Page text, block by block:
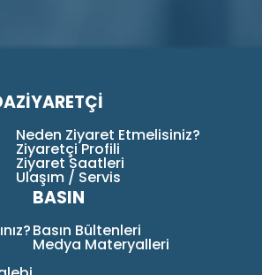
ZİYARETÇİ
Neden Ziyaret Etmelisiniz?
Ziyaretçi Profili
Ziyaret Saatleri
Ulaşım / Servis
BASIN
Basın Bültenleri
Medya Materyalleri